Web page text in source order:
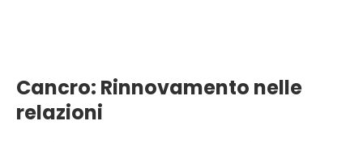
Cancro: Rinnovamento nelle
relazioni